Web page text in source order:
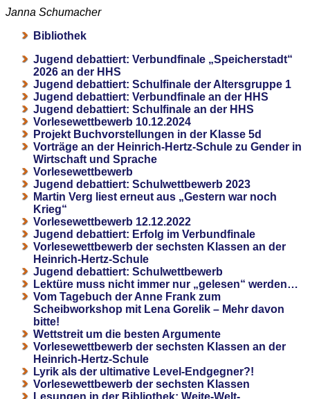
Janna Schumacher
Bibliothek
Jugend debattiert: Verbundfinale „Speicherstadt“
2026 an der HHS
Jugend debattiert: Schulfinale der Altersgruppe 1
Jugend debattiert: Verbundfinale an der HHS
Jugend debattiert: Schulfinale an der HHS
Vorlesewettbewerb 10.12.2024
Projekt Buchvorstellungen in der Klasse 5d
Vorträge an der Heinrich-Hertz-Schule zu Gender in
Wirtschaft und Sprache
Vorlesewettbewerb
Jugend debattiert: Schulwettbewerb 2023
Martin Verg liest erneut aus „Gestern war noch
Krieg“
Vorlesewettbewerb 12.12.2022
Jugend debattiert: Erfolg im Verbundfinale
Vorlesewettbewerb der sechsten Klassen an der
Heinrich-Hertz-Schule
Jugend debattiert: Schulwettbewerb
Lektüre muss nicht immer nur „gelesen“ werden…
Vom Tagebuch der Anne Frank zum
Scheibworkshop mit Lena Gorelik – Mehr davon
bitte!
Wettstreit um die besten Argumente
Vorlesewettbewerb der sechsten Klassen an der
Heinrich-Hertz-Schule
Lyrik als der ultimative Level-Endgegner?!
Vorlesewettbewerb der sechsten Klassen
Lesungen in der Bibliothek: Weite-Welt-